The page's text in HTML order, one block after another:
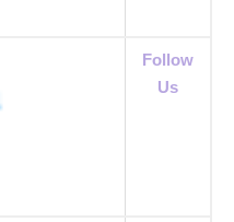
Follow
Us